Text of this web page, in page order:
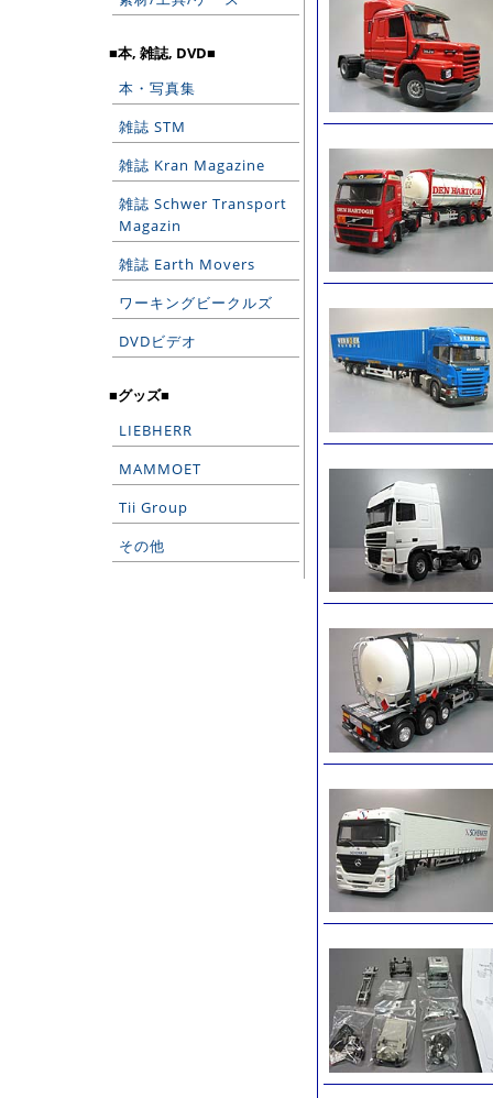
■本, 雑誌, DVD■
本・写真集
雑誌 STM
雑誌 Kran Magazine
雑誌 Schwer Transport
Magazin
雑誌 Earth Movers
ワーキングビークルズ
DVDビデオ
■グッズ■
LIEBHERR
MAMMOET
Tii Group
その他